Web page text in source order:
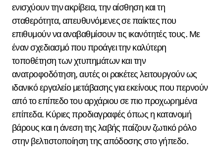
ενισχύουν την ακρίβεια, την αίσθηση και τη
σταθερότητα, απευθυνόμενες σε παίκτες που
επιθυμούν να αναβαθμίσουν τις ικανότητές τους. Με
έναν σχεδιασμό που προάγει την καλύτερη
τοποθέτηση των χτυπημάτων και την
ανατροφοδότηση, αυτές οι ρακέτες λειτουργούν ως
ιδανικό εργαλείο μετάβασης για εκείνους που περνούν
από το επίπεδο του αρχάριου σε πιο προχωρημένα
επίπεδα. Κύριες προδιαγραφές όπως η κατανομή
βάρους και η άνεση της λαβής παίζουν ζωτικό ρόλο
στην βελτιστοποίηση της απόδοσης στο γήπεδο.